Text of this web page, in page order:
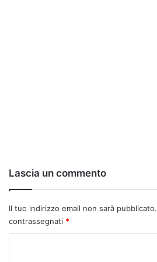
Lascia un commento
Il tuo indirizzo email non sarà pubblicato.
contrassegnati *